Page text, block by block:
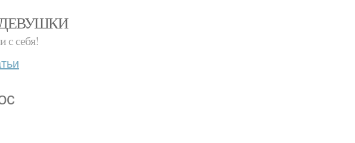
ДЕВУШКИ
с себя!